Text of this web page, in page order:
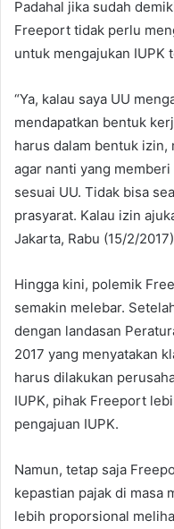
Padahal jika sudah
Freeport tidak perlu
untuk mengajukan IUPK
“Ya, kalau saya UU
mendapatkan bentuk
harus dalam bentuk
agar nanti yang
sesuai UU. Tidak bisa
prasyarat. Kalau izin
Jakarta, Rabu (15/2/
Hingga kini, polemik
semakin melebar.
dengan landasan
2017 yang menyatakan
harus dilakukan
IUPK, pihak Freeport
pengajuan IUPK.
Namun, tetap saja
kepastian pajak di masa
lebih proporsional